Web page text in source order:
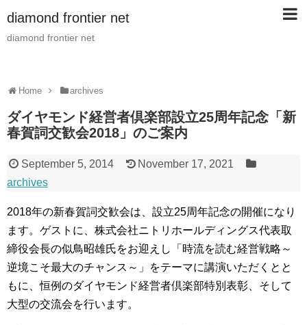
diamond frontier net
diamond frontier net
Home archives
ダイヤモンド経営者倶楽部設立25周年記念「新
春賀詞交歓会2018」のご案内
September 5, 2014
November 17, 2021
archives
2018年の新春賀詞交歓会は、設立25周年記念の開催になり
ます。ゲストに、株式会社ニトリホールディングス代表取
締役会長の似鳥昭雄氏をお迎えし「時流を読む経営戦略～
逆境こそ最大のチャンス～」をテーマに講演いただくとと
もに、恒例のダイヤモンド経営者倶楽部特別表彰、そして
大型の交流会を行います。